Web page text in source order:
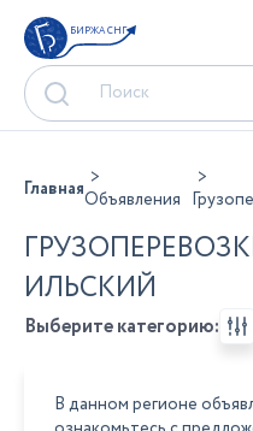
БИРЖА СНГ
ГлавнаяОбъявления
ИЛЬСКИЙ
Выберите категорию:
В данном регионе